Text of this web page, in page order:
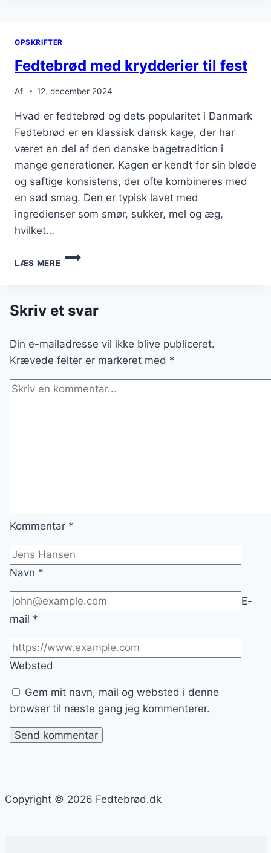
OPSKRIFTER
Fedtebrød med krydderier til fest
Af 12. december 2024
Hvad er fedtebrød og dets popularitet i Danmark
Fedtebrød er en klassisk dansk kage, der har
været en del af den danske bagetradition i
mange generationer. Kagen er kendt for sin bløde
og saftige konsistens, der ofte kombineres med
en sød smag. Den er typisk lavet med
ingredienser som smør, sukker, mel og æg,
hvilket…
LÆS MERE
FEDTEBRØD
MED
FEST
Skriv et svar
Din e-mailadresse vil ikke blive publiceret.
Krævede felter er markeret med *
Kommentar *
Navn *
E-
mail *
Websted
Gem mit navn, mail og websted i denne
browser til næste gang jeg kommenterer.
Copyright © 2026 Fedtebrød.dk